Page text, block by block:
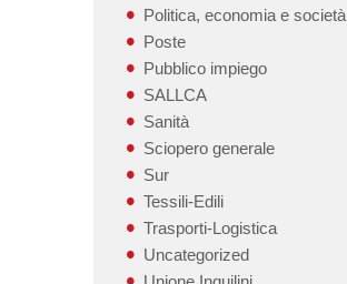
Politica, economia e società
Poste
Pubblico impiego
SALLCA
Sanità
Sciopero generale
Sur
Tessili-Edili
Trasporti-Logistica
Uncategorized